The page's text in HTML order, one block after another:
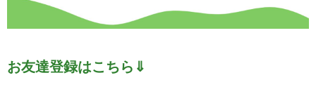
お友達登録はこちら⇓